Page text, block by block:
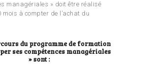
managériales » doit être réalisé
mois à compter de l’achat du
du programme de formation
ses compétences managériales
» sont :